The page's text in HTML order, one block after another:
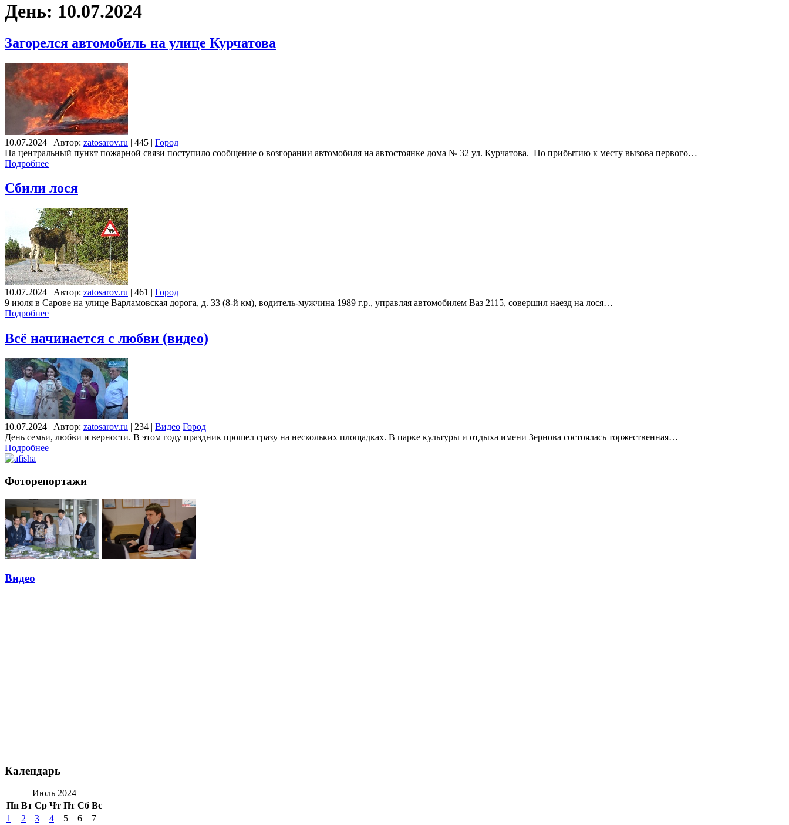
День: 10.07.2024
Загорелся автомобиль на улице Курчатова
10.07.2024 | Автор: zatosarov.ru | 445 | Город
На центральный пункт пожарной связи поступило сообщение о возгорании автомобиля на автостоянке дома № 32 ул. Курчатова. По прибытию к месту вызова первого…
Подробнее
Сбили лося
10.07.2024 | Автор: zatosarov.ru | 461 | Город
9 июля в Сарове на улице Варламовская дорога, д. 33 (8-й км), водитель-мужчина 1989 г.р., управляя автомобилем Ваз 2115, совершил наезд на лося…
Подробнее
Всё начинается с любви (видео)
10.07.2024 | Автор: zatosarov.ru | 234 | Видео Город
День семьи, любви и верности. В этом году праздник прошел сразу на нескольких площадках. В парке культуры и отдыха имени Зернова состоялась торжественная…
Подробнее
Фоторепортажи
Видео
Календарь
Июль 2024
Пн Вт Ср Чт Пт Сб Вс
1
2 3 4 5 6 7